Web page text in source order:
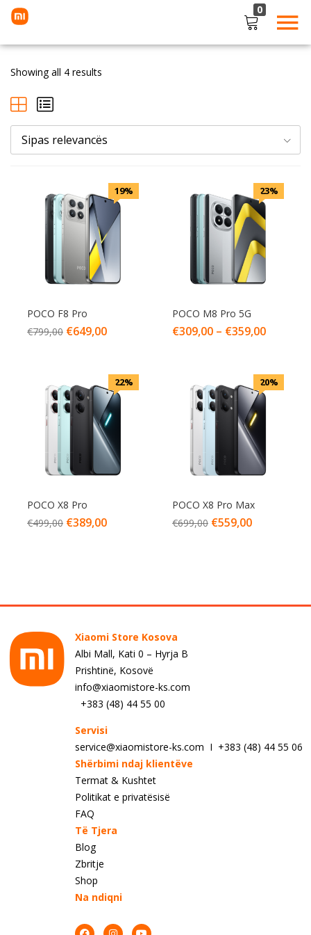
0
Enter your username and password to login.
Showing all 4 results
Sipas relevancës
19%
POCO F8 Pro
€799,00 €649,00
23%
POCO M8 Pro 5G
€309,00 – €359,00
22%
POCO X8 Pro
€499,00 €389,00
20%
POCO X8 Pro Max
€699,00 €559,00
Xiaomi Store Kosova
Albi Mall, Kati 0 – Hyrja B
Prishtinë, Kosovë
info@xiaomistore-ks.com
+383 (48) 44 55 00
Servisi
service@xiaomistore-ks.com I +383 (48) 44 55 06
Shërbimi ndaj klientëve
Termat & Kushtet
Politikat e privatësisë
FAQ
Të Tjera
Blog
Zbritje
Shop
Na ndiqni